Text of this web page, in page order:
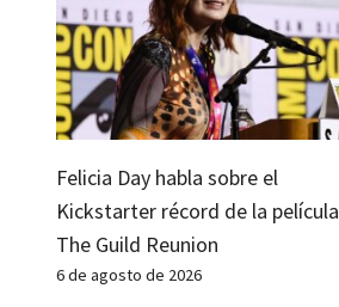
Felicia Day habla sobre el
Kickstarter récord de la película
The Guild Reunion
6 de agosto de 2026